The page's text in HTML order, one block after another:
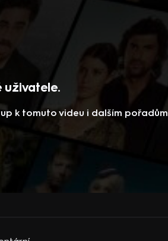
uživatele.
k tomuto videu i dalším pořadům